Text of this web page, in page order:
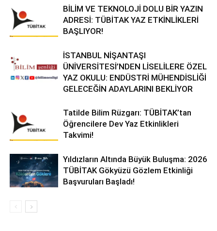
BİLİM VE TEKNOLOJİ DOLU BİR YAZIN
ADRESİ: TÜBİTAK YAZ ETKİNLİKLERİ
BAŞLIYOR!
İSTANBUL NİŞANTAŞI
ÜNİVERSİTESİ’NDEN LİSELİLERE ÖZEL
YAZ OKULU: ENDÜSTRİ MÜHENDİSLİĞİ
GELECEĞİN ADAYLARINI BEKLİYOR
Tatilde Bilim Rüzgarı: TÜBİTAK’tan
Öğrencilere Dev Yaz Etkinlikleri
Takvimi!
Yıldızların Altında Büyük Buluşma: 2026
TÜBİTAK Gökyüzü Gözlem Etkinliği
Başvuruları Başladı!